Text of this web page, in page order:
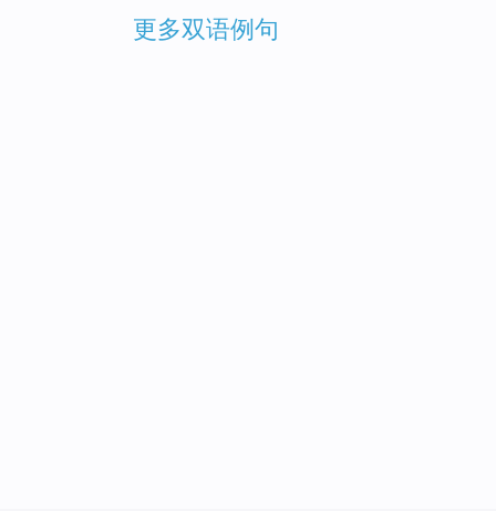
更多双语例句